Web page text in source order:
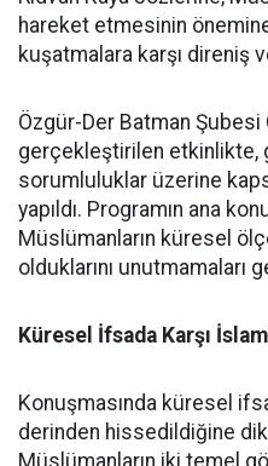
hareket etmesinin
kuşatmalara karşı direniş
Özgür-Der Batman Şubesi
gerçekleştirilen etkinlikte,
sorumluluklar üzerine
yapıldı. Programın ana
Müslümanların küresel
olduklarını unutmamaları
Küresel İfsada Karşı
Konuşmasında küresel
derinden hissedildiğine